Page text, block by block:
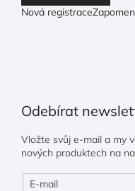
Nová registrace
Odebírat
Vložte svůj e-mail a my
nových produktech na
E-mail